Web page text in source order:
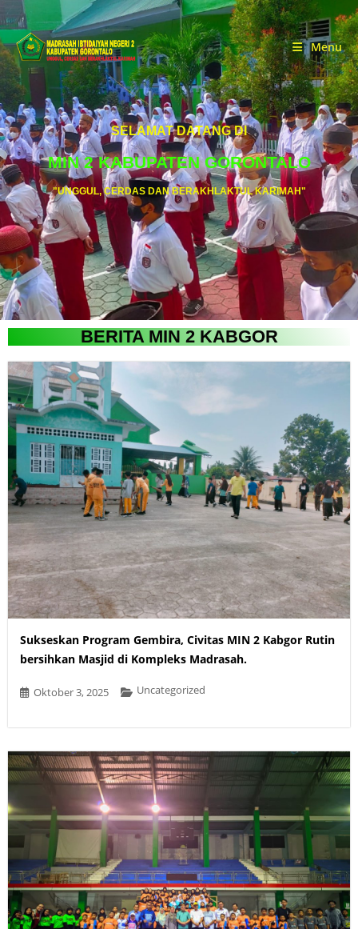
Menu
SELAMAT DATANG DI
MIN 2 KABUPATEN GORONTALO
"UNGGUL, CERDAS DAN BERAKHLAKTUL KARIMAH"
BERITA MIN 2 KABGOR
Sukseskan Program Gembira, Civitas MIN 2 Kabgor Rutin
bersihkan Masjid di Kompleks Madrasah.
Oktober 3, 2025 Uncategorized